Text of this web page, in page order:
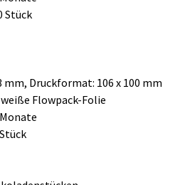
Stück
mm, Druckformat: 106 x 100 mm
Flowpack-Folie